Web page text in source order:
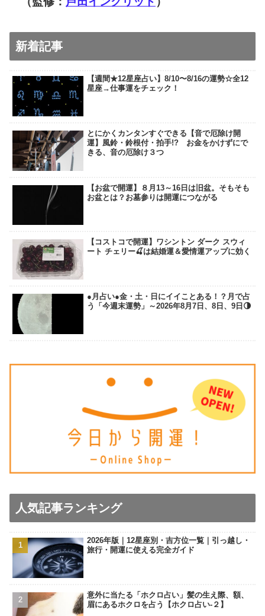
新着記事
【週間★12星座占い】8/10〜8/16の運勢☆全12
星座→仕事運をチェック！
とにかくカンタンすぐできる【音で厄除け開
運】風鈴・鈴根付・拍手!? お金をかけずにで
きる、音の厄除け３つ
【お盆で開運】８月13～16日は旧盆。そもそも
お盆とは？お墓参りは開運につながる
【コストコで開運】ワシントン ダーク スウィ
ート チェリー🍒は結婚運＆愛情運アップに効く
●月占い●金・土・日にイイことある！？月で占
う「今週末運勢」～2026年8月7日、8日、9日🌗
人気記事ランキング
2026年版｜12星座別・吉方位一覧｜引っ越し・
旅行・開運に使える完全ガイド
意外に当たる「ホクロ占い」髪の生え際、額、
眉にあるホクロを占う【ホクロ占い‐２】